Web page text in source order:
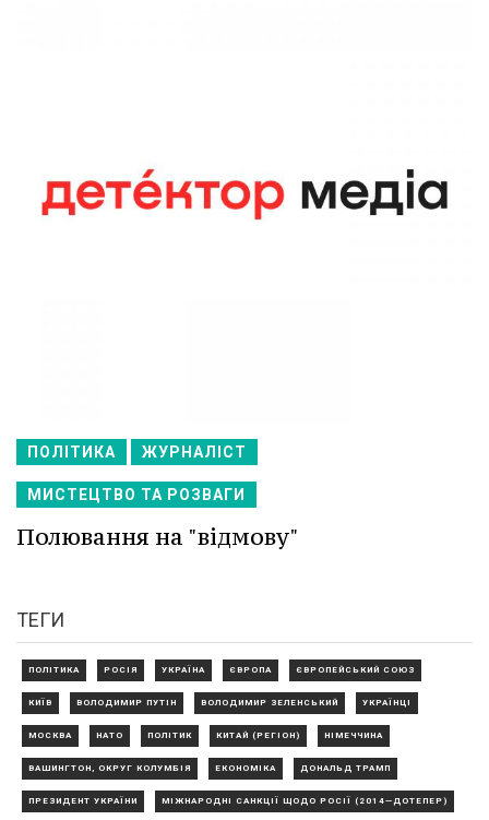
ПОЛІТИКА ЖУРНАЛІСТ
МИСТЕЦТВО ТА РОЗВАГИ
Полювання на "відмову"
ТЕГИ
ПОЛІТИКА РОСІЯ УКРАЇНА ЄВРОПА ЄВРОПЕЙСЬКИЙ СОЮЗ
КИЇВ ВОЛОДИМИР ПУТІН ВОЛОДИМИР ЗЕЛЕНСЬКИЙ УКРАЇНЦІ
МОСКВА НАТО ПОЛІТИК КИТАЙ (РЕГІОН) НІМЕЧЧИНА
ВАШИНГТОН, ОКРУГ КОЛУМБІЯ ЕКОНОМІКА ДОНАЛЬД ТРАМП
ПРЕЗИДЕНТ УКРАЇНИ МІЖНАРОДНІ САНКЦІЇ ЩОДО РОСІЇ (2014—ДОТЕПЕР)